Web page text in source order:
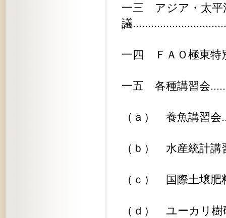
一三 アジア・太平
議
一四 ＦＡＯ極東特
一五 各種講習会
（ａ） 養魚講習会
（ｂ） 水産統計講
（ｃ） 国際土壌肥
（ｄ） ユーカリ樹